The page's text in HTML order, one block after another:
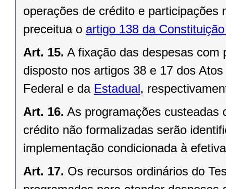
operações de crédito e
preceitua o artigo 138 da
Art. 15. A fixação das despesas com
disposto nos artigos 38 e 17 dos
Federal e da Estadual,
Art. 16. As programações custeadas
crédito não formalizadas serão
implementação condicionada à
Art. 17. Os recursos ordinários do